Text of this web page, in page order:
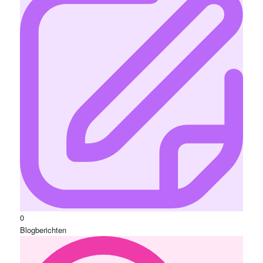
0
Blogberichten